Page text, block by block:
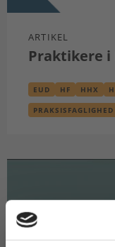
ARTIKEL
Praktikere i
EUD HF HHX
PRAKSISFAGLIGHED